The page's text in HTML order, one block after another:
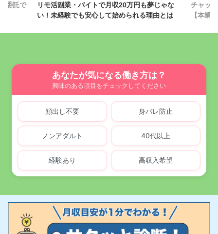
ゃな
チャットレディがダブルワークに最適な理由
【本業バレせず確実に稼ぐ方法】
チャッ
あなたが気になる働き方は？
興味のある項目をチェックしてください
顔出し不要 身バレ防止
ノンアダルト 40代以上
経験あり 高収入希望